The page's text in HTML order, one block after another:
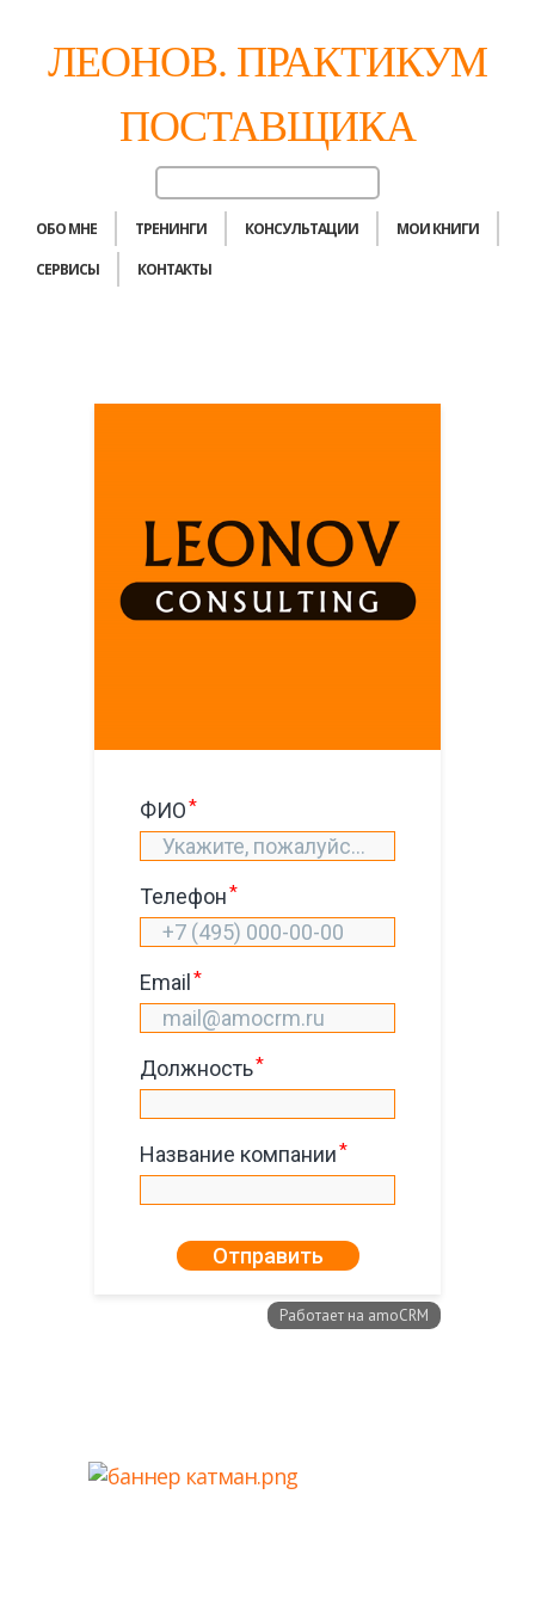
ЛЕОНОВ. ПРАКТИКУМ
ПОСТАВЩИКА
ОБО МНЕ ТРЕНИНГИ КОНСУЛЬТАЦИИ
МОИ КНИГИ
СЕРВИСЫ
КОНТАКТЫ